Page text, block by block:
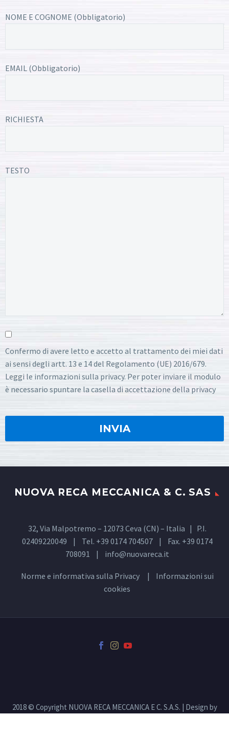
NOME E COGNOME (Obbligatorio)
EMAIL (Obbligatorio)
RICHIESTA
TESTO
Confermo di avere letto e accetto al trattamento dei miei dati
ai sensi degli artt. 13 e 14 del Regolamento (UE) 2016/679.
Leggi le informazioni sulla privacy. Per poter inviare il modulo
è necessario spuntare la casella di accettazione della privacy
NUOVA RECA MECCANICA & C. SAS
32, Via Malpotremo – 12073 Ceva (CN) – Italia | P.I.
02409220049 | Tel. +39 0174 704507 | Fax. +39 0174
708091 | info@nuovareca.it
Norme e informativa sulla Privacy| Informazioni sui
cookies
2018 © Copyright NUOVA RECA MECCANICA E C. S.A.S. | Design by